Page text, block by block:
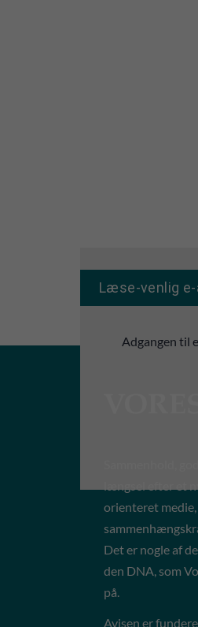
Adgangen til
Læse-venlig
orienteret
Det er nogle af
den DNA, som
på.
Avisen er